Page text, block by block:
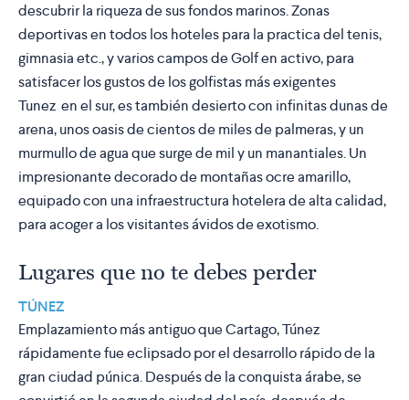
descubrir la riqueza de sus fondos marinos. Zonas
deportivas en todos los hoteles para la practica del tenis,
gimnasia etc., y varios campos de Golf en activo, para
satisfacer los gustos de los golfistas más exigentes
Tunez en el sur, es también desierto con infinitas dunas de
arena, unos oasis de cientos de miles de palmeras, y un
murmullo de aguaque surge de mil y un manantiales. Un
impresionante decorado de montañas ocre amarillo,
equipado con una infraestructura hotelera de alta calidad,
para acoger a los visitantes ávidos de exotismo.
Lugares que no te debes perder
TÚNEZ
Emplazamiento más antiguo que Cartago, Túnez
rápidamente fue eclipsado por el desarrollo rápido de la
gran ciudad púnica. Después de la conquista árabe, se